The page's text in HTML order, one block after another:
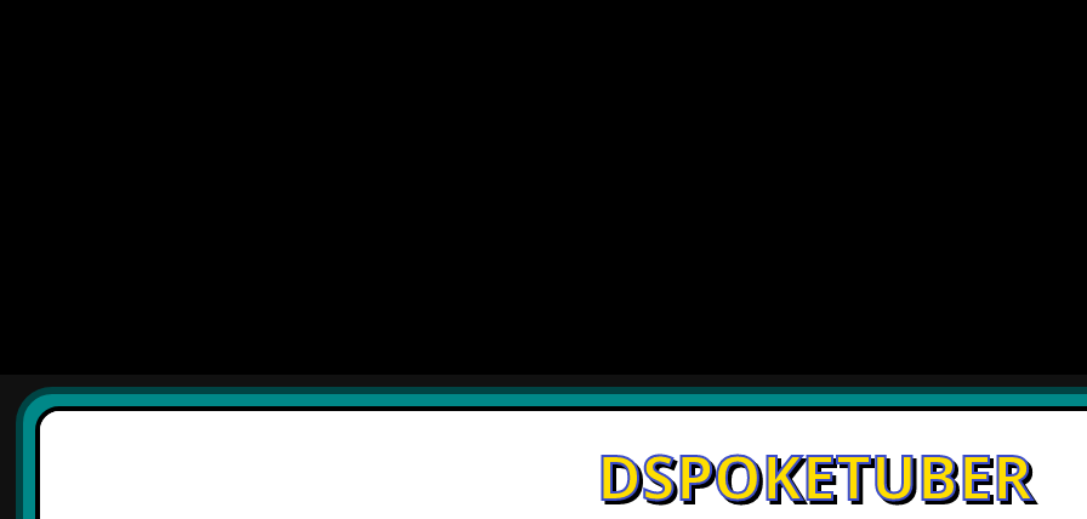
DSPOKETUBER